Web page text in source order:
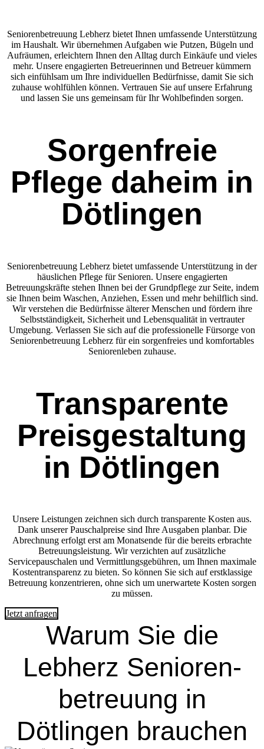
Seniorenbetreuung Lebherz bietet Ihnen umfassende Unterstützung
im Haushalt. Wir übernehmen Aufgaben wie Putzen, Bügeln und
Aufräumen, erleichtern Ihnen den Alltag durch Einkäufe und vieles
mehr. Unsere engagierten Betreuerinnen und Betreuer kümmern
sich einfühlsam um Ihre individuellen Bedürfnisse, damit Sie sich
zuhause wohlfühlen können. Vertrauen Sie auf unsere Erfahrung
und lassen Sie uns gemeinsam für Ihr Wohlbefinden sorgen.
Sorgenfreie
Pflege daheim in
Dötlingen
Seniorenbetreuung Lebherz bietet umfassende Unterstützung in der
häuslichen Pflege für Senioren. Unsere engagierten
Betreuungskräfte stehen Ihnen bei der Grundpflege zur Seite, indem
sie Ihnen beim Waschen, Anziehen, Essen und mehr behilflich sind.
Wir verstehen die Bedürfnisse älterer Menschen und fördern ihre
Selbstständigkeit, Sicherheit und Lebensqualität in vertrauter
Umgebung. Verlassen Sie sich auf die professionelle Fürsorge von
Seniorenbetreuung Lebherz für ein sorgenfreies und komfortables
Seniorenleben zuhause.
Transparente
Preisgestaltung
in Dötlingen
Unsere Leistungen zeichnen sich durch transparente Kosten aus.
Dank unserer Pauschalpreise sind Ihre Ausgaben planbar. Die
Abrechnung erfolgt erst am Monatsende für die bereits erbrachte
Betreuungsleistung. Wir verzichten auf zusätzliche
Servicepauschalen und Vermittlungsgebühren, um Ihnen maximale
Kostentransparenz zu bieten. So können Sie sich auf erstklassige
Betreuung konzentrieren, ohne sich um unerwartete Kosten sorgen
zu müssen.
Jetzt anfragen
Warum Sie die
Lebherz Senioren­
betreuung in
Dötlingen brauchen